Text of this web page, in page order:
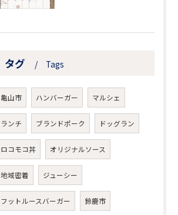
タグ Tags
亀山市 ハンバーガー マルシェ
ランチ ブランドポーク ドッグラン
ロコモコ丼 オリジナルソース
地域密着 ジューシー
フットルースバーガー 鈴鹿市